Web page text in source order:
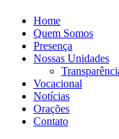
Home
Quem Somos
Presença
Nossas Unidades
Vocacional
Notícias
Orações
Contato